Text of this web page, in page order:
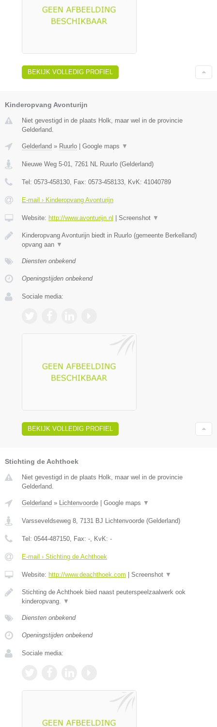
BEKIJK VOLLEDIG PROFIEL
Kinderopvang Avonturijn
Niet gevestigd in de plaats Holk, maar wel in de provincie
Gelderland.
Gelderland » Ruurlo Google maps ▼
Nieuwe Weg 5-01 7261 NL Ruurlo (Gelderland)
Tel: 0573-458130 , Fax: 0573-458133 , KvK: 41040789
E-mail › Kinderopvang Avonturijn
Website: http://www.avonturijn.nl Screenshot ▼
Kinderopvang Avonturijn biedt in Ruurlo (gemeente Berkelland)
opvang aan ▼
Diensten onbekend
Openingstijden onbekend
Sociale media:
BEKIJK VOLLEDIG PROFIEL
Stichting de Achthoek
Niet gevestigd in de plaats Holk, maar wel in de provincie
Gelderland.
Gelderland » Lichtenvoorde | Google maps ▼
Varsseveldseweg 8 7131 BJ Lichtenvoorde (Gelderland)
Tel: 0544-487150 , Fax: - , KvK: -
E-mail › Stichting de Achthoek
Website: http://www.deachthoek.com | Screenshot ▼
Stichting de Achthoek bied naast peuterspeelzaalwerk ook
kinderopvang.
▼
Diensten onbekend
Openingstijden onbekend
Sociale media: